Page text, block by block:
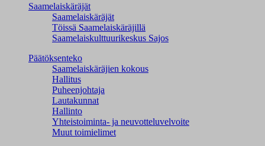
Saamelaiskäräjät
Saamelaiskäräjät
Töissä Saamelaiskäräjillä
Saamelaiskulttuuri­keskus Sajos
Päätöksenteko
Saamelaiskäräjien kokous
Hallitus
Puheenjohtaja
Lautakunnat
Hallinto
Yhteistoiminta- ja neuvotteluvelvoite
Muut toimielimet